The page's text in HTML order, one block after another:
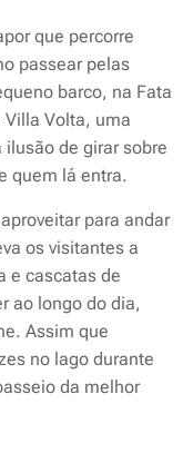
que percorre
passear pelas
barco, na Fata
Villa Volta, uma
de girar sobre
quem lá entra.
para andar
os visitantes a
e cascatas de
ao longo do dia,
Assim que
no lago durante
da melhor